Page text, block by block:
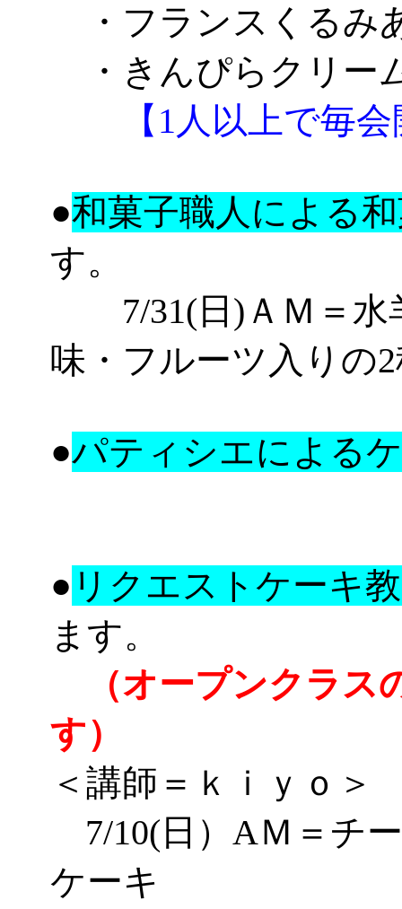
・フランスくるみ
・きんぴらクリー
【1人以上で毎
●和菓子職人による
す。
7/31(日) ＡＭ ＝
味・フルーツ入りの
●パティシエによる
● リクエストケーキ
ます。
（オープンクラス
す）
＜講師＝ｋｉｙｏ＞
7/10( 日 ） AＭ ＝ チ
ケーキ